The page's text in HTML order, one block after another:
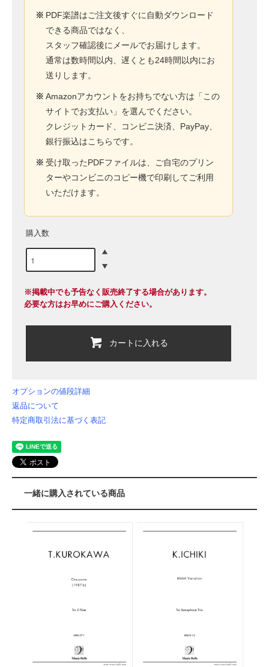
※ PDF楽譜はご注文後すぐに自動ダウンロード
できる商品ではなく、
スタッフ確認後にメールでお届けします。
通常は数時間以内、遅くとも24時間以内にお
送りします。
※ Amazonアカウントをお持ちでない方は「この
サイトでお支払い」を選んでください。
クレジットカード、コンビニ決済、PayPay、
銀行振込はこちらです。
※ 受け取ったPDFファイルは、ご自宅のプリン
ターやコンビニのコピー機で印刷してご利用
いただけます。
購入数
※掲載中でも予告なく販売終了する場合があります。
必要な方はお早めにご購入ください。
カートに入れる
オプションの値段詳細
返品について
特定商取引法に基づく表記
一緒に購入されている商品